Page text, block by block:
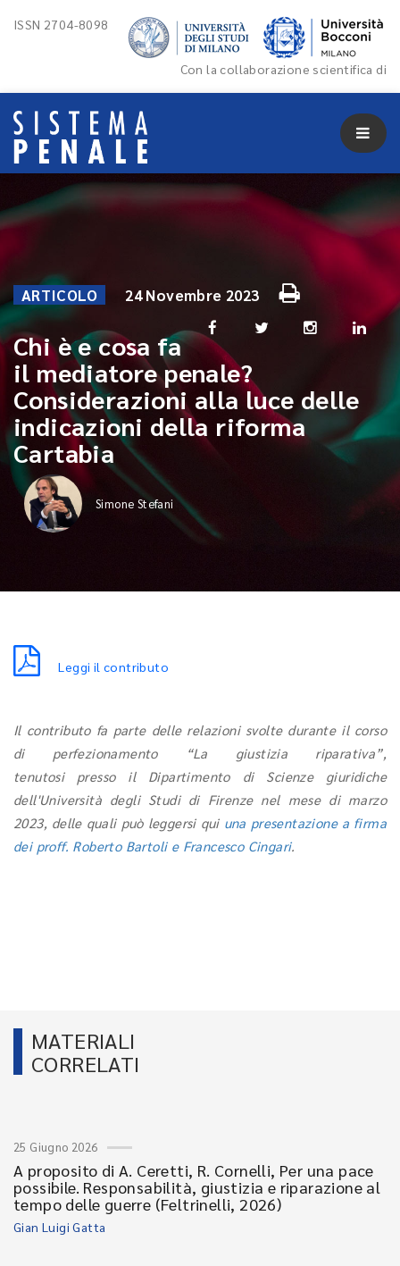
ISSN 2704-8098
Con la collaborazione scientifica di
ARTICOLO 24 Novembre 2023
Chi è e cosa fa
il mediatore penale?
Considerazioni alla luce delle
indicazioni della riforma
Cartabia
Simone Stefani
Leggi il contributo
Il contributo fa parte delle relazioni svolte durante il corso
di perfezionamento “La giustizia riparativa”,
tenutosi presso il Dipartimento di Scienze giuridiche
dell'Università degli Studi di Firenze nel mese di marzo
2023, delle quali può leggersi qui una presentazione a firma
dei proff. Roberto Bartoli e Francesco Cingari.
MATERIALI
CORRELATI
25 Giugno 2026
A proposito di A. Ceretti, R. Cornelli, Per una pace
possibile. Responsabilità, giustizia e riparazione al
tempo delle guerre (Feltrinelli, 2026)
Gian Luigi Gatta